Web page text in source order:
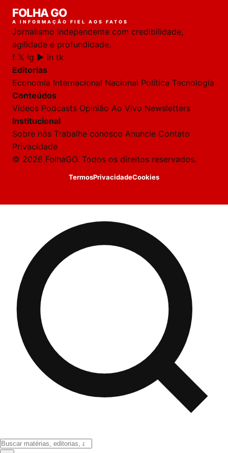
FOLHA GO
A INFORMAÇÃO FIEL AOS FATOS
Jornalismo independente com credibilidade,
agilidade e profundidade.
f 𝕏 ig ▶ in tk
Editorias
Economia Internacional Nacional Política Tecnologia
Conteúdos
Vídeos Podcasts Opinião Ao Vivo Newsletters
Institucional
Sobre nós Trabalhe conosco Anuncie Contato
Privacidade
© 2026 FolhaGO. Todos os direitos reservados.
TermosPrivacidadeCookies